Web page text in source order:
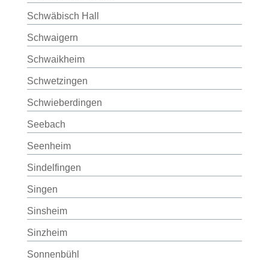
Schwäbisch Hall
Schwaigern
Schwaikheim
Schwetzingen
Schwieberdingen
Seebach
Seenheim
Sindelfingen
Singen
Sinsheim
Sinzheim
Sonnenbühl